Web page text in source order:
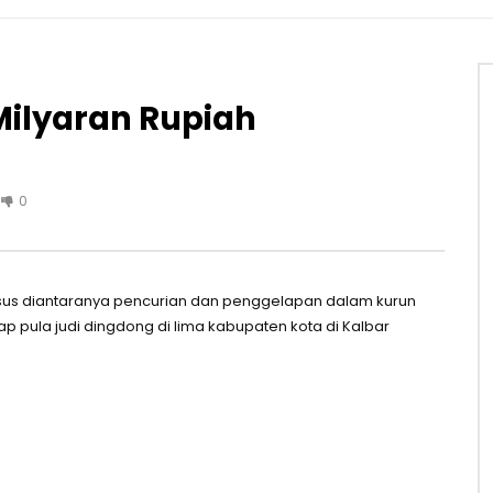
Rupiah
0
diantaranya pencurian dan penggelapan dalam kurun
pula judi dingdong di lima kabupaten kota di Kalbar